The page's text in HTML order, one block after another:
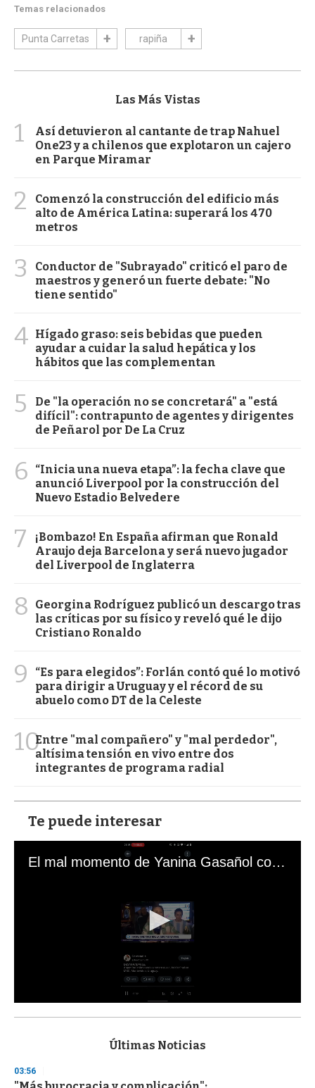
Temas relacionados
Punta Carretas rapiña
Las Más Vistas
1
Así detuvieron al cantante de trap Nahuel
One23 y a chilenos que explotaron un cajero
en Parque Miramar
2
Comenzó la construcción del edificio más
alto de América Latina: superará los 470
metros
3
Conductor de "Subrayado" criticó el paro de
maestros y generó un fuerte debate: "No
tiene sentido"
4 Hígado graso: seis bebidas que pueden
ayudar a cuidar la salud hepática y los
hábitos que las complementan
5
De "la operación no se concretará" a "está
difícil": contrapunto de agentes y dirigentes
de Peñarol por De La Cruz
6
“Inicia una nueva etapa”: la fecha clave que
anunció Liverpool por la construcción del
Nuevo Estadio Belvedere
7
¡Bombazo! En España afirman que Ronald
Araujo deja Barcelona y será nuevo jugador
del Liverpool de Inglaterra
8
Georgina Rodríguez publicó un descargo tras
las críticas por su físico y reveló qué le dijo
Cristiano Ronaldo
9
“Es para elegidos”: Forlán contó qué lo motivó
para dirigir a Uruguay y el récord de su
abuelo como DT de la Celeste
10Entre "mal compañero" y "mal perdedor",
altísima tensión en vivo entre dos
integrantes de programa radial
Te puede interesar
El mal momento de Yanina Gasañol con un hincha argentino en "Subrayado"
s
d
Últimas Noticias
03:56